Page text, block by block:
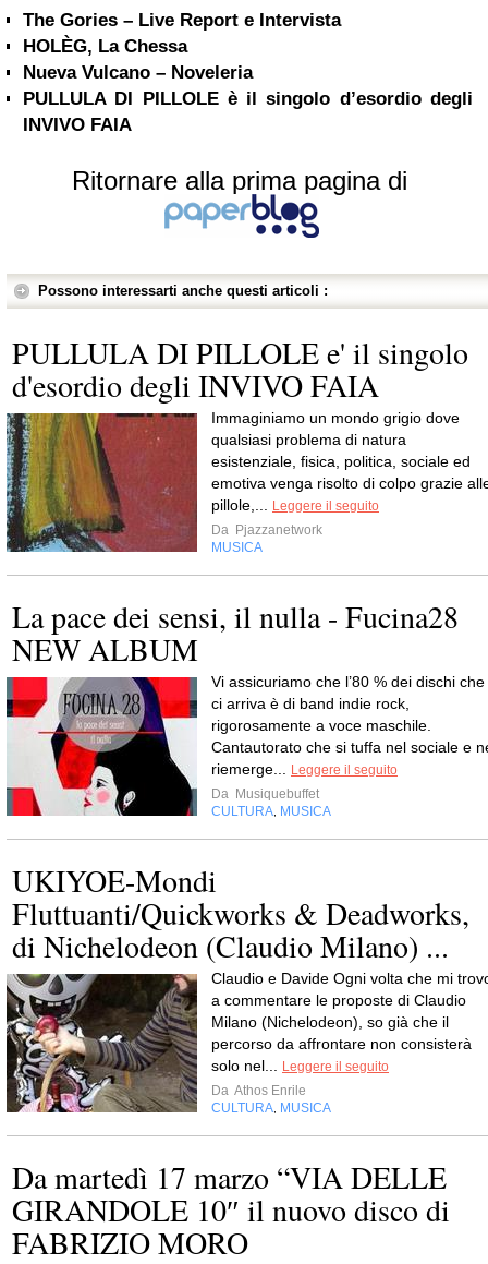
The Gories – Live Report e Intervista
HOLÈG, La Chessa
Nueva Vulcano – Noveleria
PULLULA DI PILLOLE è il singolo d’esordio degli
INVIVO FAIA
Ritornare alla prima pagina di
Possono interessarti anche questi articoli :
PULLULA DI PILLOLE e' il singolo
d'esordio degli INVIVO FAIA
Immaginiamo un mondo grigio dove
qualsiasi problema di natura
esistenziale, fisica, politica, sociale ed
emotiva venga risolto di colpo grazie
pillole,...
Leggere il seguito
Da Pjazzanetwork
MUSICA
La pace dei sensi, il nulla - Fucina28
NEW ALBUM
Vi assicuriamo che l’80 % dei dischi che
ci arriva è di band indie rock,
rigorosamente a voce maschile.
Cantautorato che si tuffa nel sociale e
riemerge...
Leggere il seguito
Da Musiquebuffet
CULTURA MUSICA
UKIYOE-Mondi
Fluttuanti/Quickworks & Deadworks,
di Nichelodeon (Claudio Milano) ...
Claudio e Davide Ogni volta che mi
a commentare le proposte di Claudio
Milano (Nichelodeon), so già che il
percorso da affrontare non consisterà
solo nel...
Leggere il seguito
Da Athos Enrile
CULTURA MUSICA
Da martedì 17 marzo “VIA DELLE
GIRANDOLE 10″ il nuovo disco di
FABRIZIO MORO